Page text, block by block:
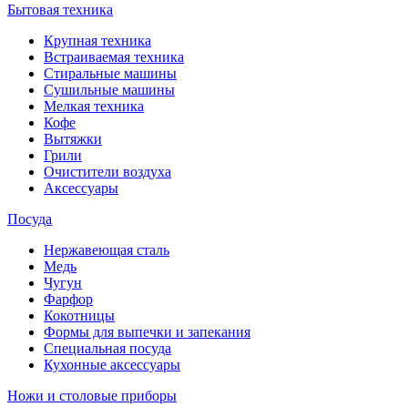
Бытовая техника
Крупная техника
Встраиваемая техника
Стиральные машины
Сушильные машины
Мелкая техника
Кофе
Вытяжки
Грили
Очистители воздуха
Аксессуары
Посуда
Нержавеющая сталь
Медь
Чугун
Фарфор
Кокотницы
Формы для выпечки и запекания
Специальная посуда
Кухонные аксессуары
Ножи и столовые приборы